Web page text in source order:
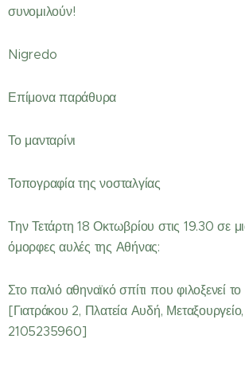
συνομιλούν!
Nigredo
Επίμονα παράθυρα
Το μανταρίνι
Τοπογραφία της νοσταλγίας
Την Τετάρτη 18 Οκτωβρίου στις 19.30 σε
όμορφες αυλές της Αθήνας:
Στο παλιό αθηναϊκό σπίτι που φιλοξενεί
[Γιατράκου 2, Πλατεία Αυδή, Μεταξουργείο,
2105235960]